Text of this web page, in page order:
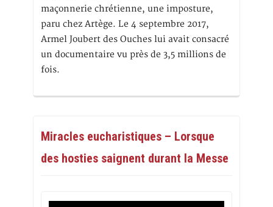
maçonnerie chrétienne, une imposture,
paru chez Artège. Le 4 septembre 2017,
Armel Joubert des Ouches lui avait consacré
un documentaire vu près de 3,5 millions de
fois.
Miracles eucharistiques – Lorsque
des hosties saignent durant la Messe